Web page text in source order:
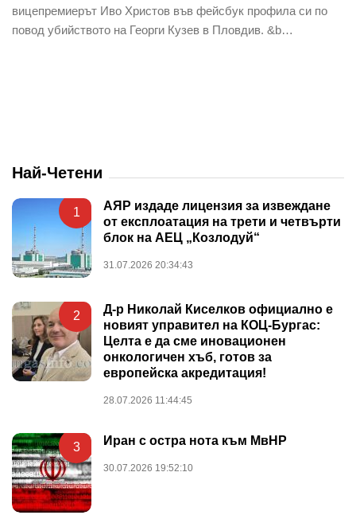
вицепремиерът Иво Христов във фейсбук профила си по
повод убийството на Георги Кузев в Пловдив. &b…
Най-Четени
1
АЯР издаде лицензия за извеждане
от експлоатация на трети и четвърти
блок на АЕЦ „Козлодуй“
31.07.2026 20:34:43
2
Д-р Николай Киселков официално е
новият управител на КОЦ-Бургас:
Целта е да сме иновационен
онкологичен хъб, готов за
европейска акредитация!
28.07.2026 11:44:45
3 Иран с остра нота към МвНР
30.07.2026 19:52:10